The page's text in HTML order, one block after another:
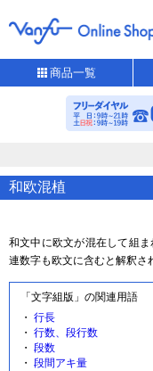
商品一覧
和欧混植
和文中に欧文が混在して組
連数字も欧文に含むと解釈さ
「文字組版」の関連用語
行長
行数、段行数
段数
段間アキ量